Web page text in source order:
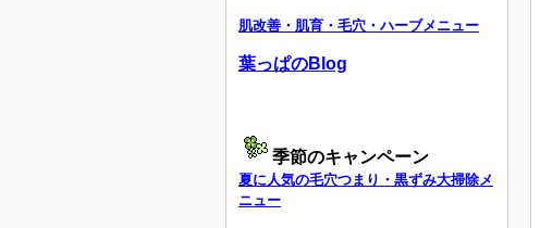
肌改善・肌育・毛穴・ハーブメニュー
葉っぱのBlog
季節のキャンペーン
夏に人気の毛穴つまり・黒ずみ大掃除メ
ニュー